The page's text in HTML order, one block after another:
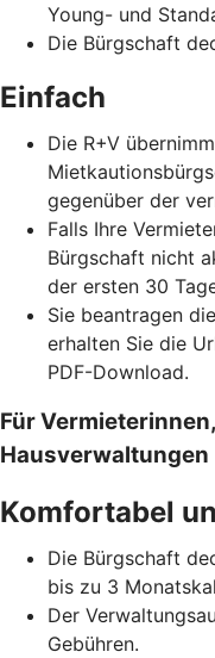
Young- und
Die Bürgschaft
Einfach
Die R+V
gegenüber der
Falls Ihre
Bürgschaft nicht
der ersten 30
Sie beantragen
erhalten Sie die
PDF-Download.
Für
Hausverwaltungen
Komfortabel
Die Bürgschaft
bis zu 3
Der
Gebühren.